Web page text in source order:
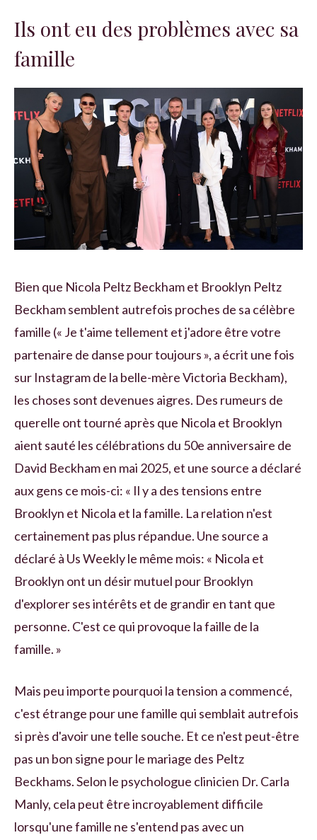
Ils ont eu des problèmes avec sa
famille
Bien que Nicola Peltz Beckham et Brooklyn Peltz
Beckham semblent autrefois proches de sa célèbre
famille (« Je t'aime tellement et j'adore être votre
partenaire de danse pour toujours », a écrit une fois
sur Instagram de la belle-mère Victoria Beckham),
les choses sont devenues aigres. Des rumeurs de
querelle ont tourné après que Nicola et Brooklyn
aient sauté les célébrations du 50e anniversaire de
David Beckham en mai 2025, et une source a déclaré
aux gens ce mois-ci: « Il y a des tensions entre
Brooklyn et Nicola et la famille. La relation n'est
certainement pas plus répandue. Une source a
déclaré à Us Weekly le même mois: « Nicola et
Brooklyn ont un désir mutuel pour Brooklyn
d'explorer ses intérêts et de grandir en tant que
personne. C'est ce qui provoque la faille de la
famille. »
Mais peu importe pourquoi la tension a commencé,
c'est étrange pour une famille qui semblait autrefois
si près d'avoir une telle souche. Et ce n'est peut-être
pas un bon signe pour le mariage des Peltz
Beckhams. Selon le psychologue clinicien Dr. Carla
Manly, cela peut être incroyablement difficile
lorsqu'une famille ne s'entend pas avec un